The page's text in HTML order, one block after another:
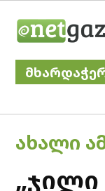
POSTED
ᲐᲮᲐᲚᲘ